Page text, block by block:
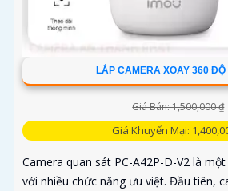
LẮP CAMERA XOAY 360 ĐỘ
Giá Bán: 1,500,000 ₫
Giá Khuyến Mại:
Camera quan sát PC-A42P-D-V2 là
với nhiều chức năng ưu việt. Đầu tiên,